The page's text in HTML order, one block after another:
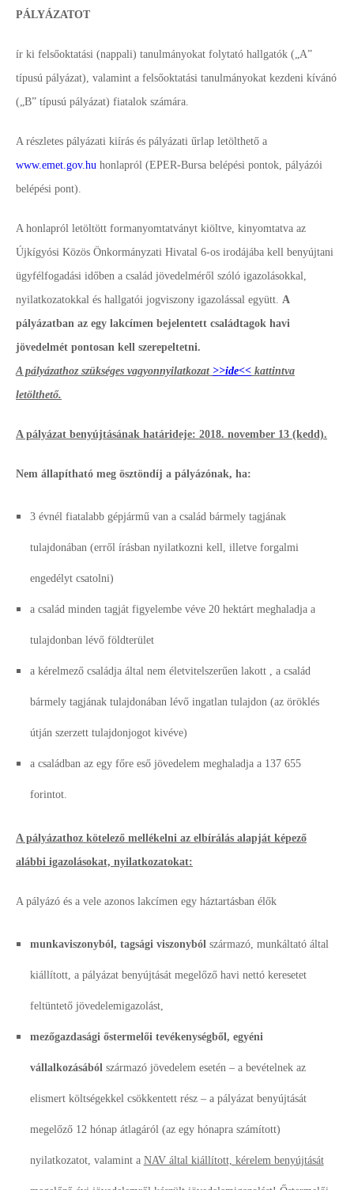
PÁLYÁZATOT
ír ki felsőoktatási (nappali) tanulmányokat folytató hallgatók („A”
típusú pályázat), valamint a felsőoktatási tanulmányokat kezdeni kívánó
(„B” típusú pályázat) fiatalok számára.
A részletes pályázati kiírás és pályázati űrlap letölthető a
www.emet.gov.hu honlapról (EPER-Bursa belépési pontok, pályázói
belépési pont).
A honlapról letöltött formanyomtatványt kiöltve, kinyomtatva az
Újkígyósi Közös Önkormányzati Hivatal 6-os irodájába kell benyújtani
ügyfélfogadási időben a család jövedelméről szóló igazolásokkal,
nyilatkozatokkal és hallgatói jogviszony igazolással együtt. A
pályázatban az egy lakcímen bejelentett családtagok havi
jövedelmét pontosan kell szerepeltetni.
A pályázathoz szükséges vagyonnyilatkozat >>ide<< kattintva
letölthető.
A pályázat benyújtásának határideje: 2018. november 13 (kedd).
Nem állapítható meg ösztöndíj a pályázónak, ha:
3 évnél fiatalabb gépjármű van a család bármely tagjának
tulajdonában (erről írásban nyilatkozni kell, illetve forgalmi
engedélyt csatolni)
a család minden tagját figyelembe véve 20 hektárt meghaladja a
tulajdonban lévő földterület
a kérelmező családja által nem életvitelszerűen lakott , a család
bármely tagjának tulajdonában lévő ingatlan tulajdon (az öröklés
útján szerzett tulajdonjogot kivéve)
a családban az egy főre eső jövedelem meghaladja a 137 655
forintot.
A pályázathoz kötelező mellékelni az elbírálás alapját képező
alábbi igazolásokat, nyilatkozatokat:
A pályázó és a vele azonos lakcímen egy háztartásban élők
munkaviszonyból, tagsági viszonyból származó, munkáltató által
kiállított, a pályázat benyújtását megelőző havi nettó keresetet
feltüntető jövedelemigazolást,
mezőgazdasági őstermelői tevékenységből, egyéni
vállalkozásábólszármazó jövedelem esetén – a bevételnek az
elismert költségekkel csökkentett rész – a pályázat benyújtását
megelőző 12 hónap átlagáról (az egy hónapra számított)
nyilatkozatot, valamint a NAV által kiállított, kérelem benyújtását